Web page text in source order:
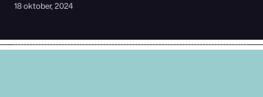
18 oktober, 2024